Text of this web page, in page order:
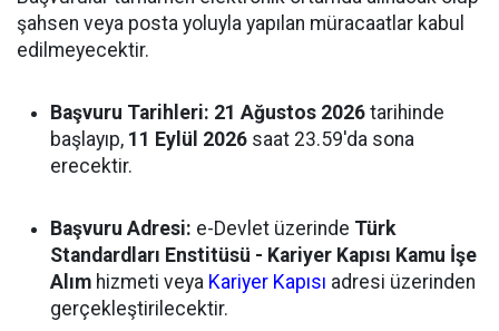
şahsen veya posta yoluyla yapılan müracaatlar kabul
edilmeyecektir.
Başvuru Tarihleri: 21 Ağustos 2026 tarihinde
başlayıp, 11 Eylül 2026 saat 23.59'da sona
erecektir.
Başvuru Adresi: e-Devlet üzerinde Türk
Standardları Enstitüsü - Kariyer Kapısı Kamu İşe
Alım hizmeti veya Kariyer Kapısı adresi üzerinden
gerçekleştirilecektir.